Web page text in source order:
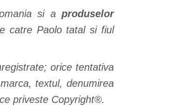
si a produselor
catre Paolo tatal si fiul
orice tentativa
textul, denumirea
priveste Copyright®.